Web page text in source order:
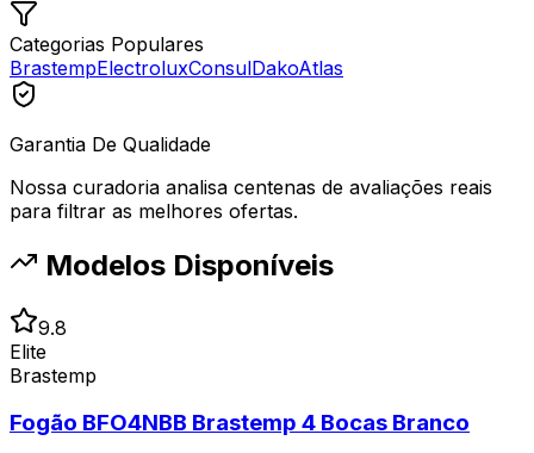
Categorias Populares
BrastempElectroluxConsulDakoAtlas
Garantia De Qualidade
Nossa curadoria analisa centenas de avaliações reais
para filtrar as melhores ofertas.
Modelos Disponíveis
9.8
Elite
Brastemp
Fogão BFO4NBB Brastemp 4 Bocas Branco